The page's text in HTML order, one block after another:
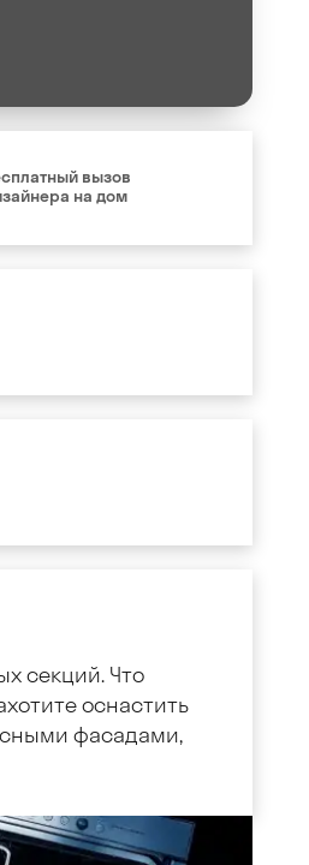
вызов
на дом
секций. Что
оснастить
фасадами,